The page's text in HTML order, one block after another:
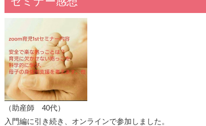
（助産師 40代）
入門編に引き続き、オンラインで参加しました。